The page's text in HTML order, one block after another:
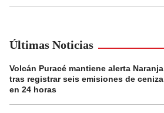
Últimas Noticias
Volcán Puracé mantiene alerta Naranja
tras registrar seis emisiones de ceniza
en 24 horas